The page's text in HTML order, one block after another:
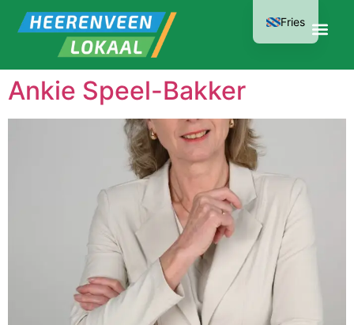
Ankie Speel-Bakker
Fries